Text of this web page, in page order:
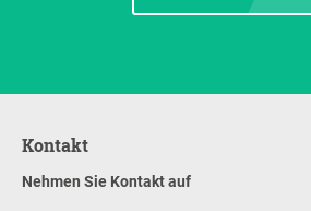
Kontakt
Nehmen Sie Kontakt auf